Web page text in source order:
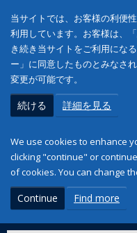
当サイトでは、お客様の利便
利用しています。お客様は、
き続き当サイトをご利用にな
ー」に同意したものとみなさ
変更が可能です。
続ける 詳細を見る
We use cookies to enhance
clicking "continue" or
of cookies. You can change
Continue Find more